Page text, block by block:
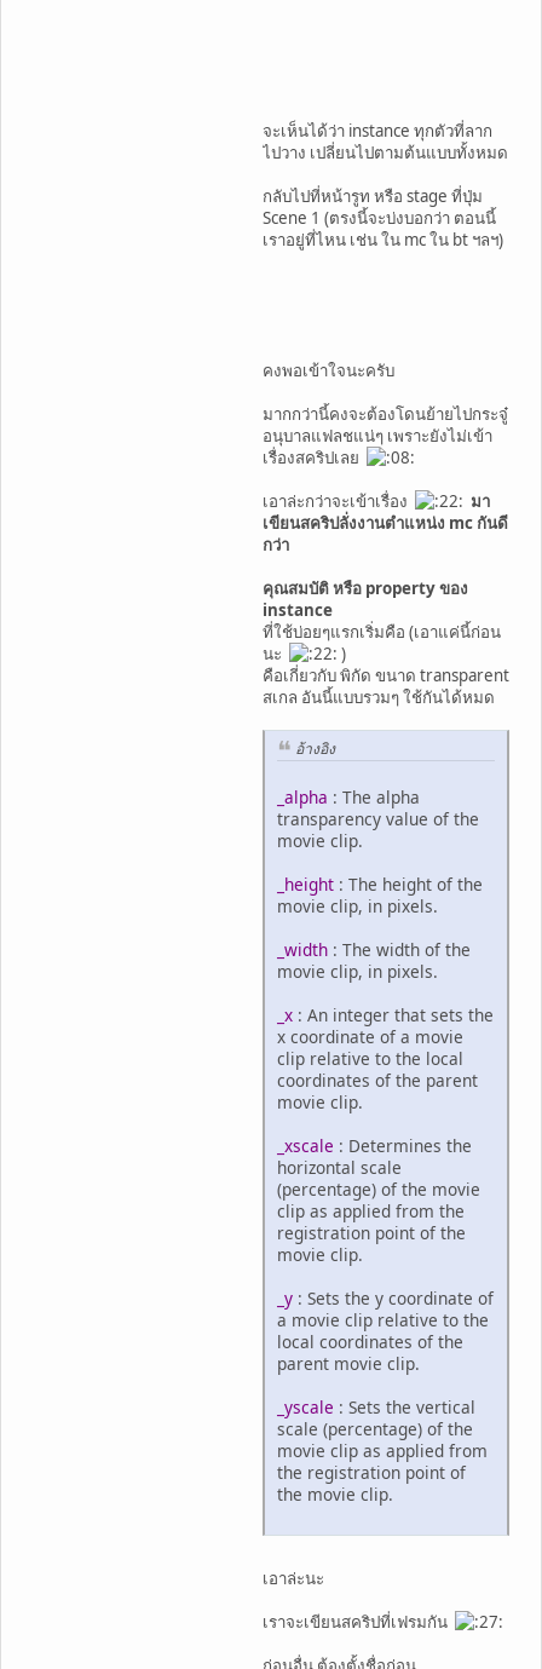
จะเห็นได้ว่า instance ทุกตัวที่ลาก
ไปวาง เปลี่ยนไปตามต้นแบบทั้งหมด
กลับไปที่หน้ารูท หรือ stage ที่ปุ่ม
Scene 1 (ตรงนี้จะบ่งบอกว่า ตอนนี้
เราอยู่ที่ไหน เช่น ใน mc ใน bt ฯลฯ)
คงพอเข้าใจนะครับ
มากกว่านี้คงจะต้องโดนย้ายไปกระจู๋
อนุบาลแฟลชแน่ๆ เพราะยังไม่เข้า
เรื่องสคริปเลย
เอาล่ะกว่าจะเข้าเรื่อง
มา
เขียนสคริปลั่งงานตำแหน่ง mc กันดี
กว่า
คุณสมบัติ หรือ property ของ
instance
ที่ใช้บ่อยๆแรกเริ่มคือ (เอาแค่นี้ก่อน
นะ
)
คือเกี่ยวกับ พิกัด ขนาด transparent
สเกล อันนี้แบบรวมๆ ใช้กันได้หมด
อ้างอิง
_alpha : The alpha
transparency value of the
movie clip.
_height : The height of the
movie clip, in pixels.
_width : The width of the
movie clip, in pixels.
_x : An integer that sets the
x coordinate of a movie
clip relative to the local
coordinates of the parent
movie clip.
_xscale : Determines the
horizontal scale
(percentage) of the movie
clip as applied from the
registration point of the
movie clip.
_y : Sets the y coordinate of
a movie clip relative to the
local coordinates of the
parent movie clip.
_yscale : Sets the vertical
scale (percentage) of the
movie clip as applied from
the registration point of
the movie clip.
เอาล่ะนะ
เราจะเขียนสคริปที่เฟรมกัน